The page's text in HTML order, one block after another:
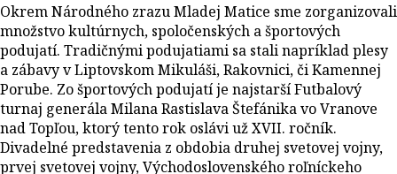
Okrem Národného zrazu Mladej Matice sme zorganizovali
množstvo kultúrnych, spoločenských a športových
podujatí. Tradičnými podujatiami sa stali napríklad plesy
a zábavy v Liptovskom Mikuláši, Rakovnici, či Kamennej
Porube. Zo športových podujatí je najstarší Futbalový
turnaj generála Milana Rastislava Štefánika vo Vranove
nad Topľou, ktorý tento rok oslávi už XVII. ročník.
Divadelné predstavenia z obdobia druhej svetovej vojny,
prvej svetovej vojny, Východoslovenského roľníckeho